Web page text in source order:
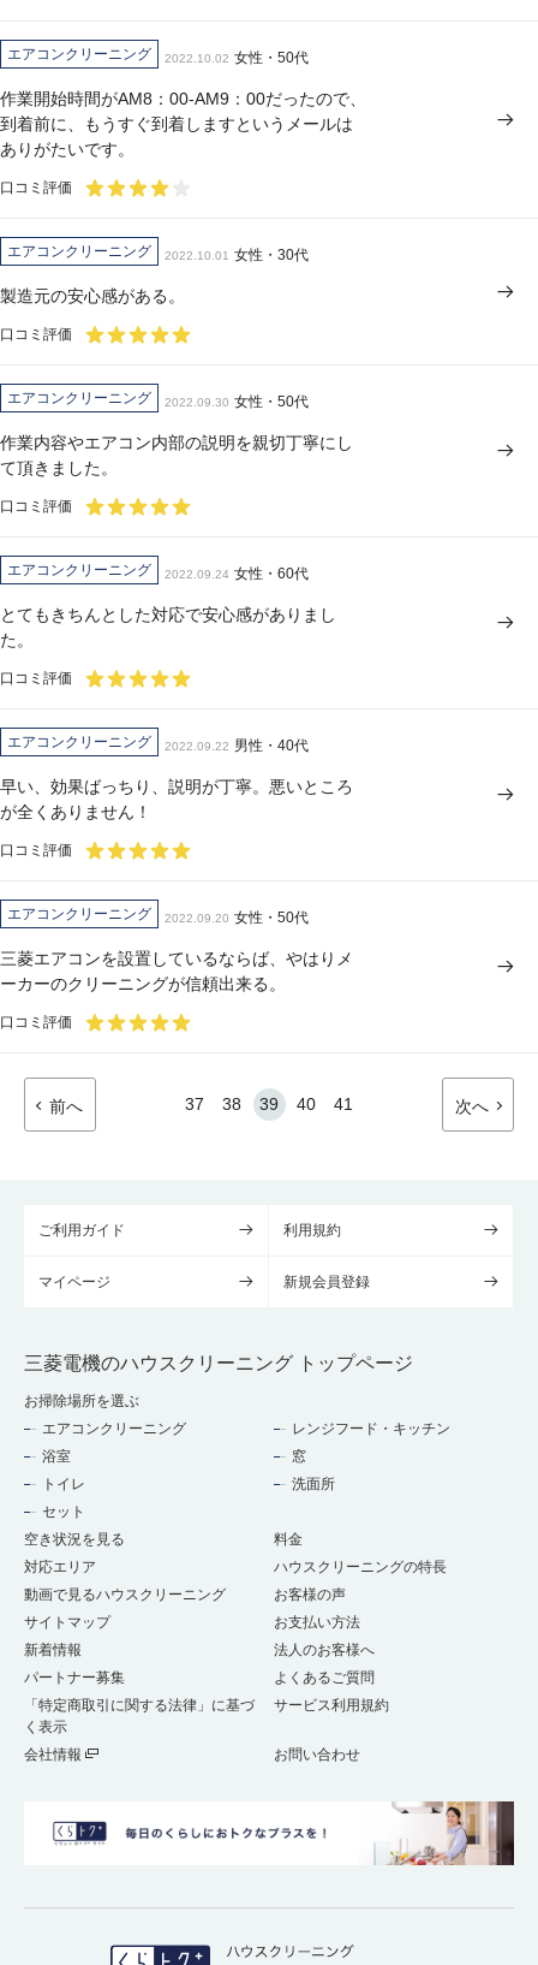
エアコンクリーニング 2022.10.02 女性・50代
作業開始時間がAM8：00-AM9：00だったので、
到着前に、もうすぐ到着しますというメールは
ありがたいです。
口コミ評価
エアコンクリーニング 2022.10.01 女性・30代
製造元の安心感がある。
口コミ評価
エアコンクリーニング 2022.09.30 女性・50代
作業内容やエアコン内部の説明を親切丁寧にし
て頂きました。
口コミ評価
エアコンクリーニング 2022.09.24 女性・60代
とてもきちんとした対応で安心感がありまし
た。
口コミ評価
エアコンクリーニング 2022.09.22 男性・40代
早い、効果ばっちり、説明が丁寧。悪いところ
が全くありません！
口コミ評価
エアコンクリーニング 2022.09.20 女性・50代
三菱エアコンを設置しているならば、やはりメ
ーカーのクリーニングが信頼出来る。
口コミ評価
前へ 37 38 39 40 41 次へ
ご利用ガイド 利用規約
マイページ 新規会員登録
三菱電機のハウスクリーニング トップページ
お掃除場所を選ぶ
エアコンクリーニング
レンジフード・キッチン
浴室
窓
トイレ
洗面所
セット
空き状況を見る
料金
対応エリア
ハウスクリーニングの特長
動画で見るハウスクリーニング
お客様の声
サイトマップ
お支払い方法
新着情報
法人のお客様へ
パートナー募集
よくあるご質問
「特定商取引に関する法律」に基づ
く表示
サービス利用規約
会社情報 お問い合わせ